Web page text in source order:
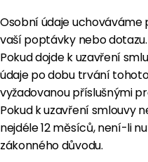
Osobní údaje
vaší poptávky nebo dotazu.
Pokud dojde k uzavření
údaje po dobu trvání
vyžadovanou příslušnými
Pokud k uzavření smlouvy
nejdéle 12 měsíců, není-li
zákonného důvodu.